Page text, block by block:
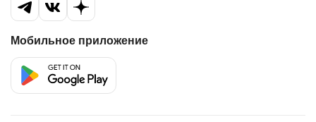
Мобильное приложение